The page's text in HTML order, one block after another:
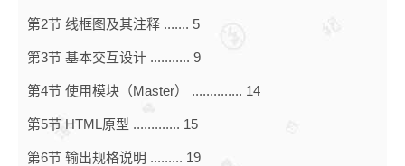
第2节 线框图及其注释 ....... 5
第3节 基本交互设计 ........... 9
第4节 使用模块（Master） .............. 14
第5节 HTML原型 ............. 15
第6节 输出规格说明 ......... 19